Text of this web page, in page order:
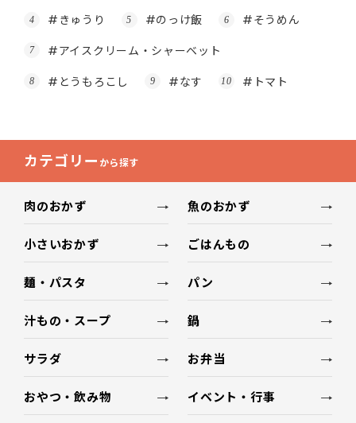
#きゅうり
#のっけ飯
#そうめん
#アイスクリーム・シャーベット
#とうもろこし
#なす #トマト
カテゴリー から探す
肉のおかず 魚のおかず
小さいおかず ごはんもの
麺・パスタ パン
汁もの・スープ 鍋
サラダ お弁当
おやつ・飲み物 イベント・行事